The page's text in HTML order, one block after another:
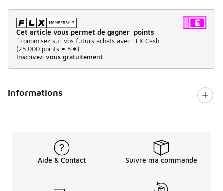
Cet article vous permet de gagner points
Économisez sur vos futurs achats avec FLX Cash.
(25 000 points = 5 €)
Inscrivez-vous gratuitement
Informations
Aide & Contact Suivre ma commande